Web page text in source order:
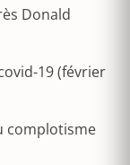
Donald
19 (février
complotisme